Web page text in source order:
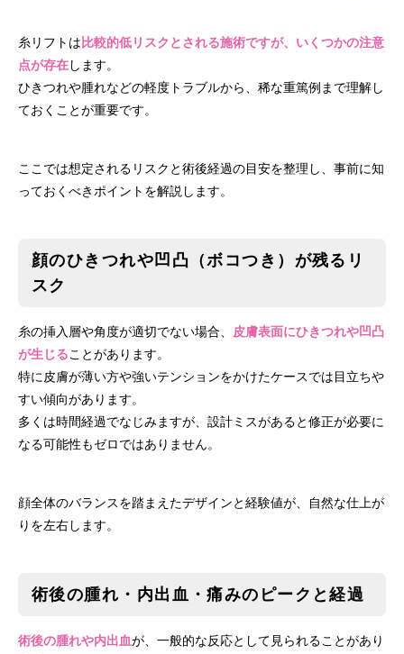
糸リフトは 比較的低リスクとされる施術ですが、いくつかの注意
点が存在します。
ひきつれや腫れなどの軽度トラブルから、稀な重篤例まで理解し
ておくことが重要です。
ここでは想定されるリスクと術後経過の目安を整理し、事前に知
っておくべきポイントを解説します。
顔のひきつれや凹凸（ボコつき）が残るリ
スク
糸の挿入層や角度が適切でない場合、
皮膚表面にひきつれや凹凸
が生じることがあります。
特に皮膚が薄い方や強いテンションをかけたケースでは目立ちや
すい傾向があります。
多くは時間経過でなじみますが、設計ミスがあると修正が必要に
なる可能性もゼロではありません。
顔全体のバランスを踏まえたデザインと経験値が、自然な仕上が
りを左右します。
術後の腫れ・内出血・痛みのピークと経過
術後の腫れや内出血が、一般的な反応として見られることがあり